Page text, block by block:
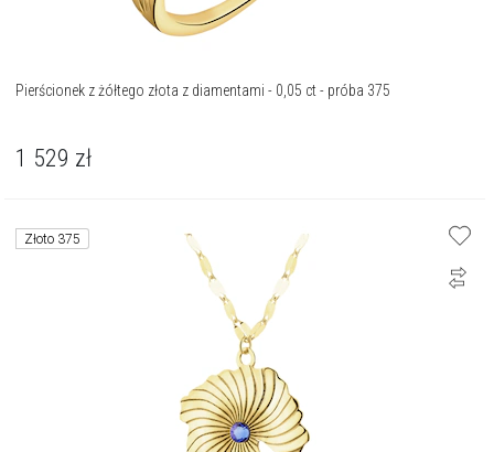
Pierścionek z żółtego złota z diamentami - 0,05 ct - próba 375
1 529 zł
Złoto 375